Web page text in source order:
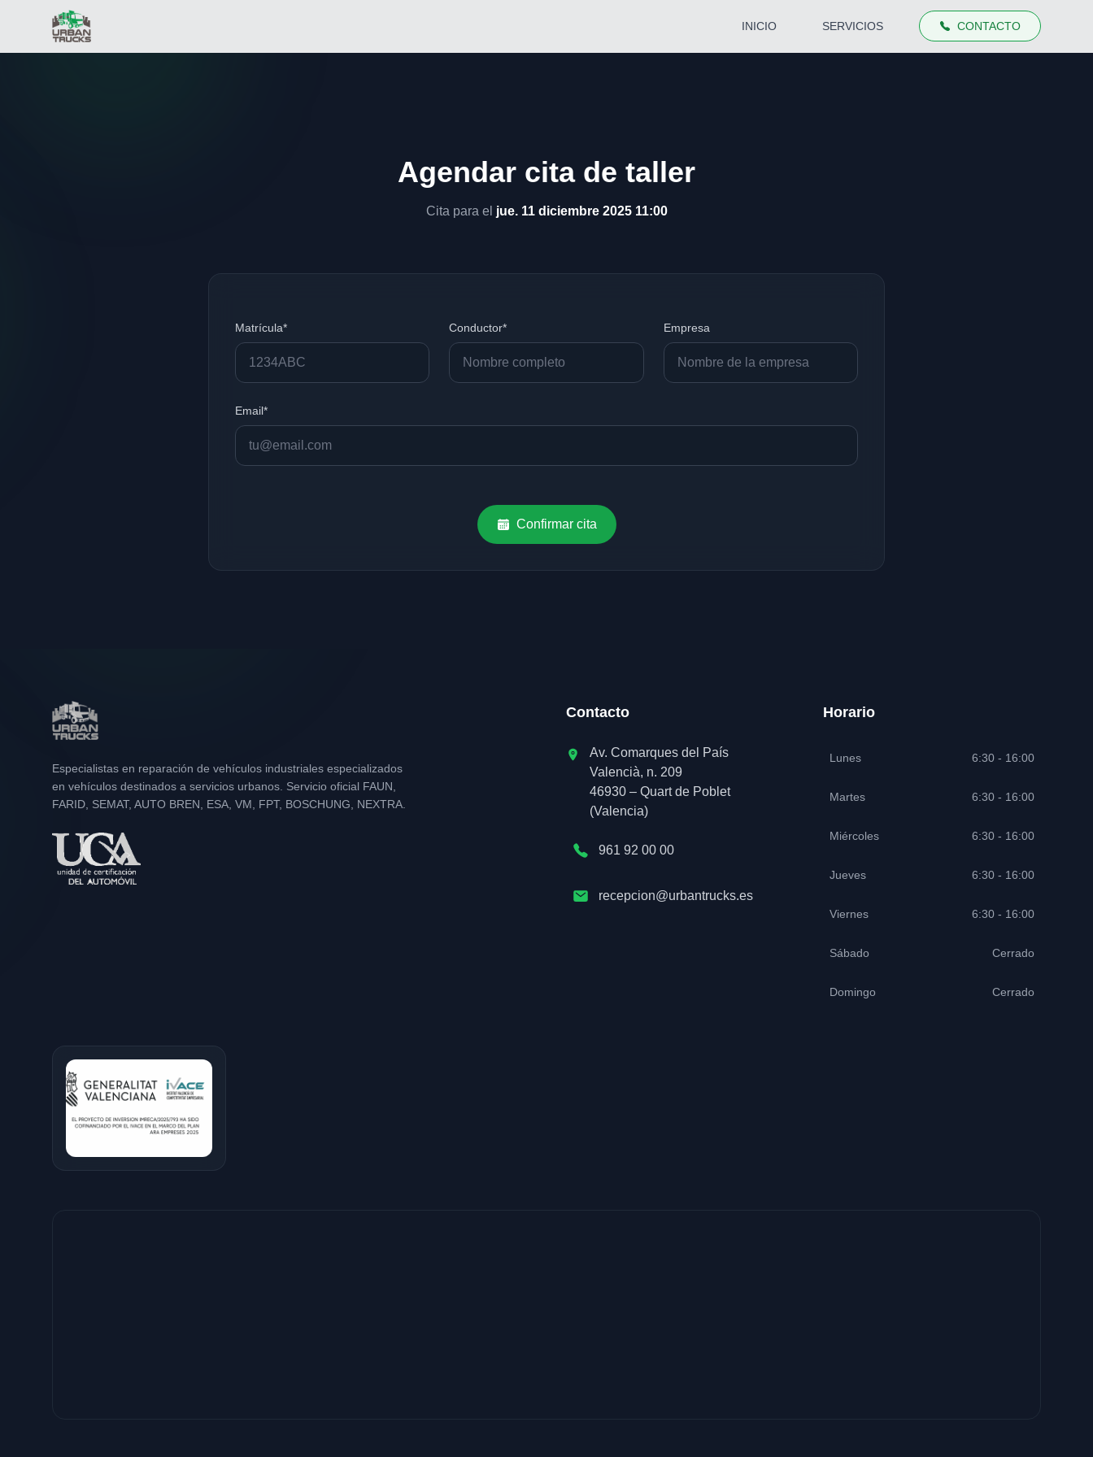
INICIO SERVICIOS CONTACTO
Agendar cita de taller
Cita para el jue. 11 diciembre 2025 11:00
Matrícula* Conductor* Empresa
Email*
Confirmar cita
Especialistas en reparación de vehículos industriales especializados
en vehículos destinados a servicios urbanos. Servicio oficial FAUN,
FARID, SEMAT, AUTO BREN, ESA, VM, FPT, BOSCHUNG, NEXTRA.
Contacto
Av. Comarques del País
Valencià, n. 209
46930 – Quart de Poblet
(Valencia)
961 92 00 00
recepcion@urbantrucks.es
Horario
Lunes 6:30 - 16:00
Martes 6:30 - 16:00
Miércoles 6:30 - 16:00
Jueves 6:30 - 16:00
Viernes 6:30 - 16:00
Sábado Cerrado
Domingo Cerrado